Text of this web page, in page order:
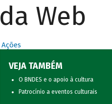
da Web
Ações
VEJA TAMBÉM
O BNDES e o apoio à cultura
Patrocínio a eventos culturais